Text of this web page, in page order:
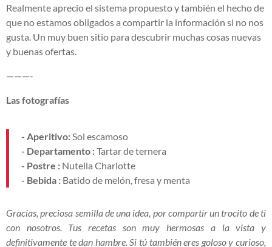
Realmente aprecio el sistema propuesto y también el hecho de
que no estamos obligados a compartir la información si no nos
gusta. Un muy buen sitio para descubrir muchas cosas nuevas
y buenas ofertas.
———-
Las fotografías
- Aperitivo:Sol escamoso
- Departamento :Tartar de ternera
- Postre : Nutella Charlotte
- Bebida : Batido de melón, fresa y menta
Gracias, preciosa semilla de una idea, por compartir un trocito de ti
con nosotros. Tus recetas son muy hermosas a la vista y
definitivamente te dan hambre. Si tú también eres goloso y curioso,